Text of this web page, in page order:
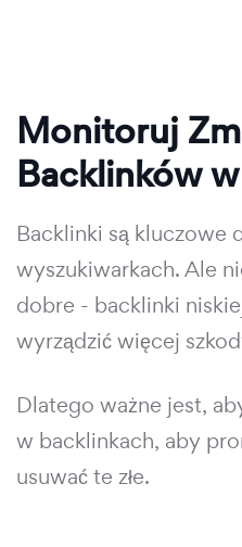
Monitoruj
Backlinków
Backlinki są kluczowe
wyszukiwarkach. Ale
dobre - backlinki
wyrządzić więcej
Dlatego ważne jest,
w backlinkach, aby
usuwać te złe.